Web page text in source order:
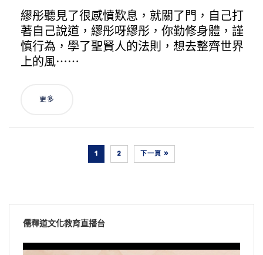
繆彤聽見了很感憤歎息，就關了門，自己打
著自己說道，繆彤呀繆彤，你勤修身體，謹
慎行為，學了聖賢人的法則，想去整齊世界
上的風⋯⋯
更多
1 2 下一頁 »
儒釋道文化教育直播台